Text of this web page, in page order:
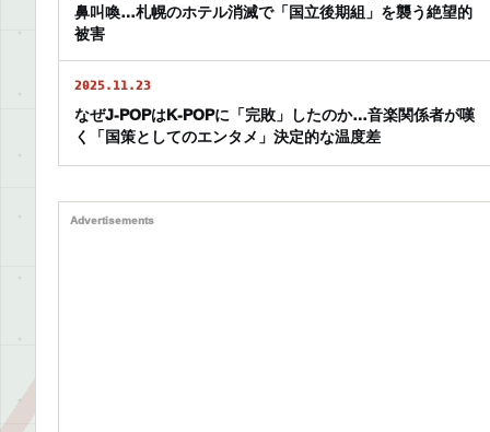
鼻叫喚…札幌のホテル消滅で「国立後期組」を襲う絶望的
被害
2025.11.23
なぜJ-POPはK-POPに「完敗」したのか…音楽関係者が嘆
く「国策としてのエンタメ」決定的な温度差
Advertisements